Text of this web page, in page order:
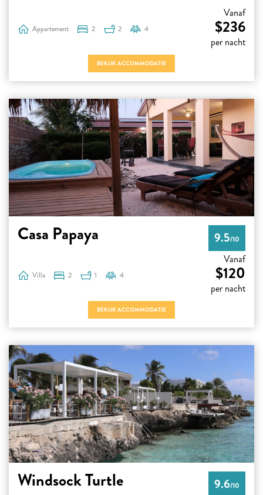
Appartement 2 2 4
Vanaf
$236
per nacht
BEKIJK ACCOMMODATIE
Casa Papaya 9.5/10
Villa 2 1 4
Vanaf
$120
per nacht
BEKIJK ACCOMMODATIE
Windsock Turtle 9.6/10